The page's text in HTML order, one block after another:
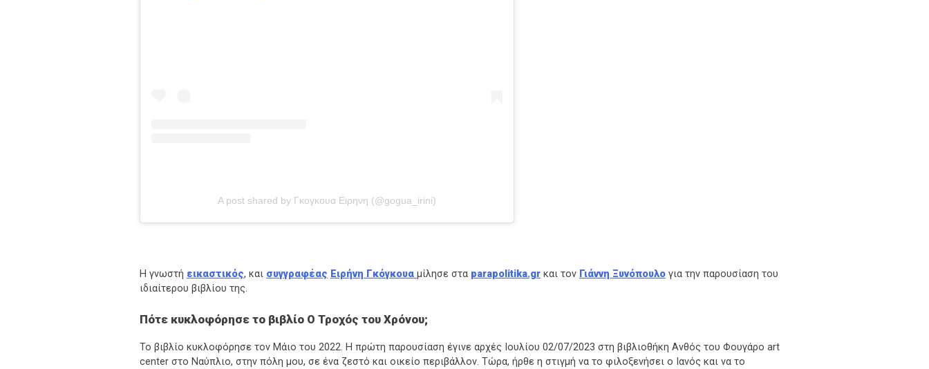
A post shared by Γκογκουα Ειρηνη (@gogua_irini)
Η γνωστή εικαστικός, και συγγραφέας Ειρήνη Γκόγκουα μίλησε στα parapolitika.gr και τον Γιάννη Ξυνόπουλο για την παρουσίαση του
ιδιαίτερου βιβλίου της.
Πότε κυκλοφόρησε το βιβλίο Ο Τροχός του Χρόνου;
Το βιβλίο κυκλοφόρησε τον Μάιο του 2022. Η πρώτη παρουσίαση έγινε αρχές Ιουλίου 02/07/2023 στη βιβλιοθήκη Ανθός του Φουγάρο art
center στο Ναύπλιο, στην πόλη μου, σε ένα ζεστό και οικείο περιβάλλον. Τώρα, ήρθε η στιγμή να το φιλοξενήσει ο Ιανός και να το